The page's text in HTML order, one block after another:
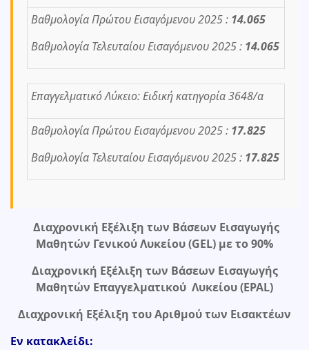
Βαθμολογία Πρώτου Εισαγόμενου 2025 : 14.065
Βαθμολογία Τελευταίου Εισαγόμενου 2025 : 14.065
Επαγγελματικό Λύκειο: Ειδική κατηγορία 3648/α
Βαθμολογία Πρώτου Εισαγόμενου 2025 : 17.825
Βαθμολογία Τελευταίου Εισαγόμενου 2025 : 17.825
Διαχρονική Εξέλιξη των Βάσεων Εισαγωγής
Μαθητών Γενικού Λυκείου (GEL) με το 90%
Διαχρονική Εξέλιξη των Βάσεων Εισαγωγής
Μαθητών Επαγγελματικού Λυκείου (EPAL)
Διαχρονική Εξέλιξη του Αριθμού των Εισακτέων
Εν κατακλείδι: